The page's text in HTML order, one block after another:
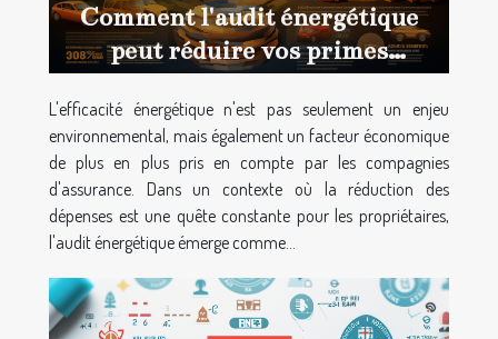
Comment l'audit énergétique
peut réduire vos primes
d'assurance : une analyse
détaillée
L'efficacité énergétique n'est pas seulement un enjeu
environnemental, mais également un facteur économique
de plus en plus pris en compte par les compagnies
d'assurance. Dans un contexte où la réduction des
dépenses est une quête constante pour les propriétaires,
l'audit énergétique émerge comme...